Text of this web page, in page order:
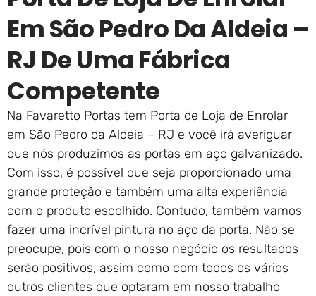
Em São Pedro Da Aldeia –
RJ De Uma Fábrica
Competente
Na Favaretto Portas tem Porta de Loja de Enrolar
em São Pedro da Aldeia – RJ e você irá averiguar
que nós produzimos as portas em aço galvanizado.
Com isso, é possível que seja proporcionado uma
grande proteção e também uma alta experiência
com o produto escolhido. Contudo, também vamos
fazer uma incrível pintura no aço da porta. Não se
preocupe, pois com o nosso negócio os resultados
serão positivos, assim como com todos os vários
outros clientes que optaram em nosso trabalho